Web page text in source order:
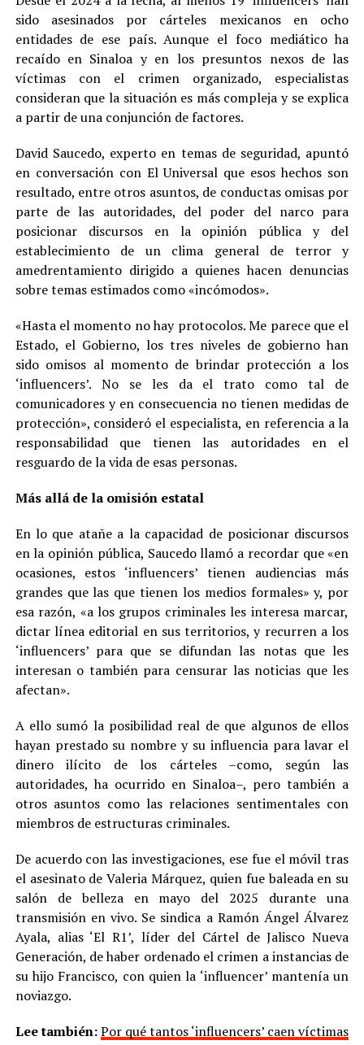
sido asesinados por cárteles mexicanos en ocho
entidades de ese país. Aunque el foco mediático ha
recaído en Sinaloa y en los presuntos nexos de las
víctimas con el crimen organizado, especialistas
consideran que la situación es más compleja y se explica
a partir de una conjunción de factores.
David Saucedo, experto en temas de seguridad, apuntó
en conversación con El Universal que esos hechos son
resultado, entre otros asuntos, de conductas omisas por
parte de las autoridades, del poder del narco para
posicionar discursos en la opinión pública y del
establecimiento de un clima general de terror y
amedrentamiento dirigido a quienes hacen denuncias
sobre temas estimados como «incómodos».
«Hasta el momento no hay protocolos. Me parece que el
Estado, el Gobierno, los tres niveles de gobierno han
sido omisos al momento de brindar protección a los
‘influencers’. No se les da el trato como tal de
comunicadores y en consecuencia no tienen medidas de
protección», consideró el especialista, en referencia a la
responsabilidad que tienen las autoridades en el
resguardo de la vida de esas personas.
Más allá de la omisión estatal
En lo que atañe a la capacidad de posicionar discursos
en la opinión pública, Saucedo llamó a recordar que «en
ocasiones, estos ‘influencers’ tienen audiencias más
grandes que las que tienen los medios formales» y, por
esa razón, «a los grupos criminales les interesa marcar,
dictar línea editorial en sus territorios, y recurren a los
‘influencers’ para que se difundan las notas que les
interesan o también para censurar las noticias que les
afectan».
A ello sumó la posibilidad real de que algunos de ellos
hayan prestado su nombre y su influencia para lavar el
dinero ilícito de los cárteles –como, según las
autoridades, ha ocurrido en Sinaloa–, pero también a
otros asuntos como las relaciones sentimentales con
miembros de estructuras criminales.
De acuerdo con las investigaciones, ese fue el móvil tras
el asesinato de Valeria Márquez, quien fue baleada en su
salón de belleza en mayo del 2025 durante una
transmisión en vivo. Se sindica a Ramón Ángel Álvarez
Ayala, alias ‘El R1’, líder del Cártel de Jalisco Nueva
Generación, de haber ordenado el crimen a instancias de
su hijo Francisco, con quien la ‘influencer’ mantenía un
noviazgo.
Lee también:Por qué tantos ‘influencers’ caen víctimas